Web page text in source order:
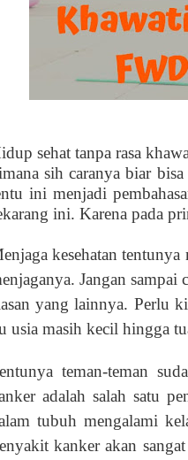
sehat tanpa rasa
sih caranya biar
ini menjadi
ini. Karena pada
kesehatan
Jangan sampai
yang lainnya. Perlu
usia masih kecil hingga
teman-teman
adalah salah satu
tubuh mengalami
kanker akan